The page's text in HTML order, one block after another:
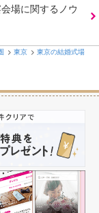
場に関するノウ
東京
東京の結婚式場